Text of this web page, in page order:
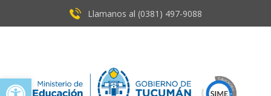
Open toolbar
Llamanos al (0381) ​497-9088